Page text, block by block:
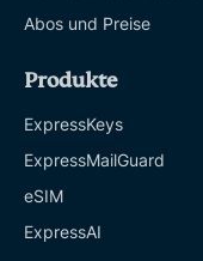
Abos und Preise
Produkte
ExpressKeys
ExpressMailGuard
eSIM
ExpressAI